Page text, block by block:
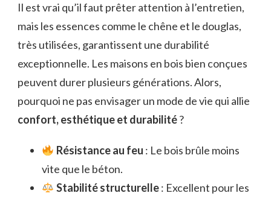
Il est vrai qu’il faut prêter attention à l’entretien,
mais les essences comme le chêne et le douglas,
très utilisées, garantissent une durabilité
exceptionnelle. Les maisons en bois bien conçues
peuvent durer plusieurs générations. Alors,
pourquoi ne pas envisager un mode de vie qui allie
confort, esthétique et durabilité?
Résistance au feu : Le bois brûle moins
vite que le béton.
Stabilité structurelle: Excellent pour les